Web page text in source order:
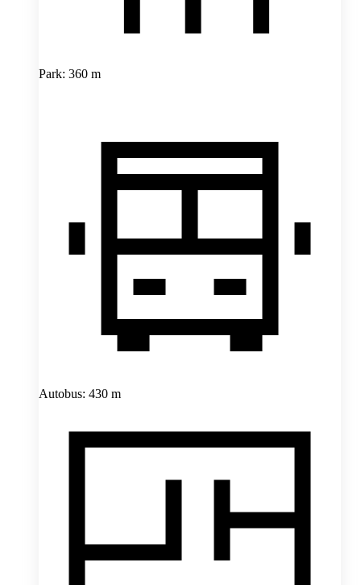
Park: 360 m
Autobus: 430 m